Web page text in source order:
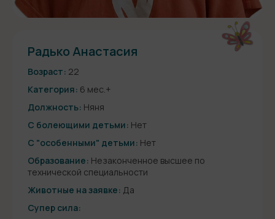
Радько Анастасия
Возраст: 22
Категория: 6 мес.+
Должность: Няня
С болеющими детьми: Нет
С "особенными" детьми: Нет
Образование: Незаконченное высшее по
технической специальности
Животные на заявке: Да
Супер сила: